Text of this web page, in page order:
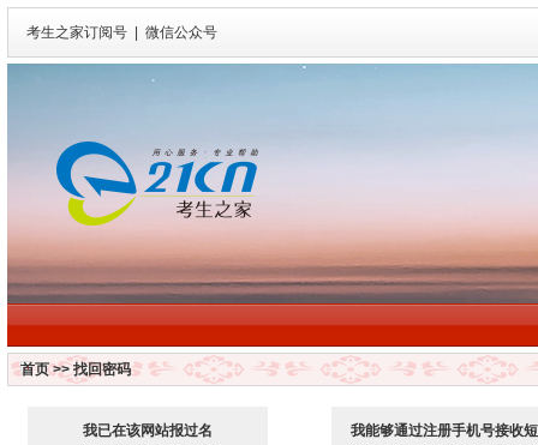
考生之家订阅号 微信公众号
首页>> 找回密码
我已在该网站报过名
我能够通过注册手机号接收